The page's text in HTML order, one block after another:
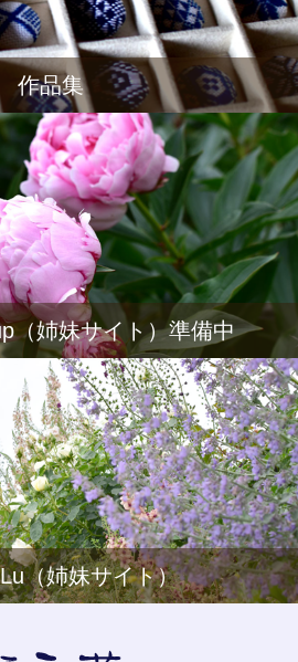
作品集
（姉妹サイト）準備中
（姉妹サイト）